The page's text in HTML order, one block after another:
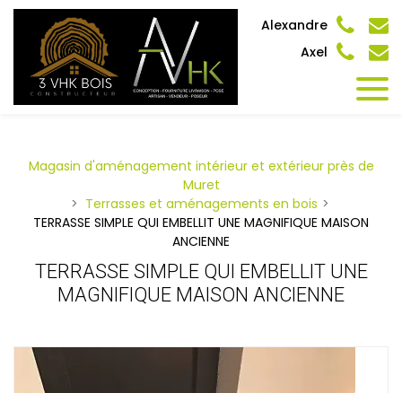
Alexandre
Axel
Magasin d'aménagement intérieur et extérieur près de
Muret
Terrasses et aménagements en bois
TERRASSE SIMPLE QUI EMBELLIT UNE MAGNIFIQUE MAISON
ANCIENNE
TERRASSE SIMPLE QUI EMBELLIT UNE
MAGNIFIQUE MAISON ANCIENNE
Panneau de gestion des cookies